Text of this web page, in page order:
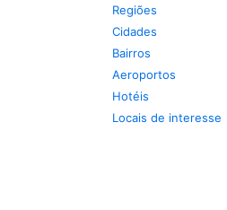
Regiões
Cidades
Bairros
Aeroportos
Hotéis
Locais de interesse